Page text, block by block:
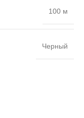
100 м
Черный